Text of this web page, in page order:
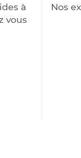
à
vous
Nos